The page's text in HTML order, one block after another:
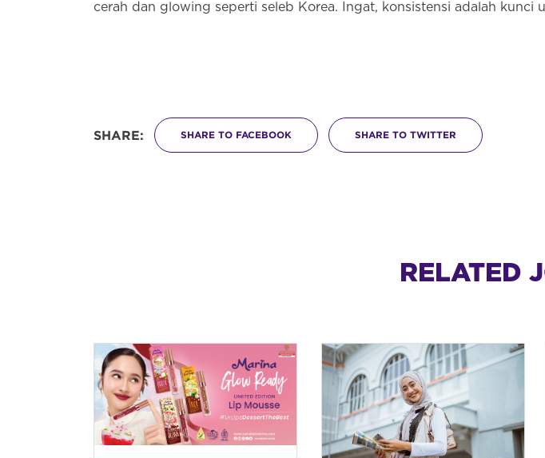
cerah dan glowing seperti seleb Korea. Ingat, konsistensi adalah
SHARE: SHARE TO FACEBOOK SHARE TO TWITTER
RELATED